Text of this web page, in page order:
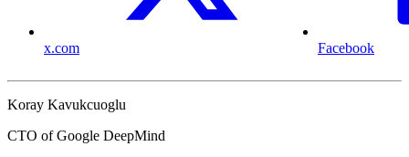
x.com Facebook
Koray Kavukcuoglu
CTO of Google DeepMind